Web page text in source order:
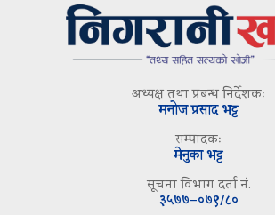
अध्यक्ष तथा प्रबन्ध निर्देशकः
मनोज प्रसाद भट्ट
सम्पादकः
मेनुका भट्ट
सूचना विभाग दर्ता नं.
३५७७–०७९/८०